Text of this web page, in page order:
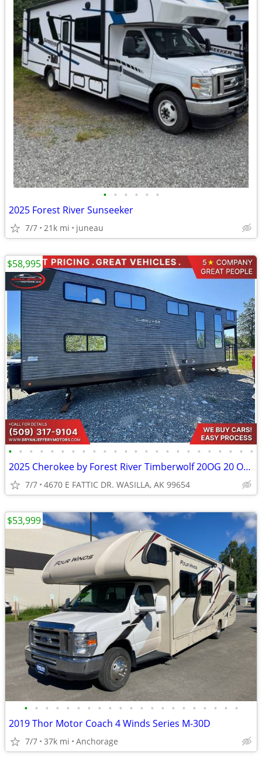
• • • • • •
2025 Forest River Sunseeker
7/7 21k mi juneau
• • • • • • • • • • • • • • • • • • • • • • • •
2025 Cherokee by Forest River Timberwolf 20OG 20 OG 20-OG
7/7 4670 E FATTIC DR. WASILLA, AK 99654
$58,995
• • • • • • • • • • • • • • • • • • • • •
2019 Thor Motor Coach 4 Winds Series M-30D
7/7 37k mi Anchorage
$53,999